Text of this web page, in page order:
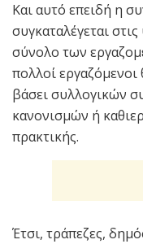
Και αυτό επειδή η
συγκαταλέγεται
σύνολο των
πολλοί
βάσει συλλογικών
κανονισμών ή
πρακτικής.
Έτσι, τράπεζες,